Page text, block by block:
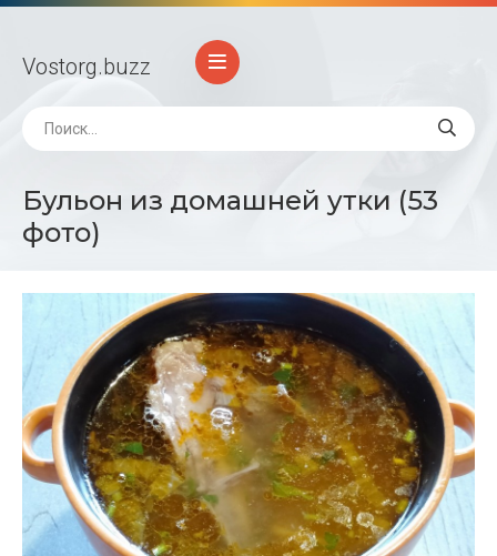
Vostorg.buzz
Бульон из домашней утки (53
фото)